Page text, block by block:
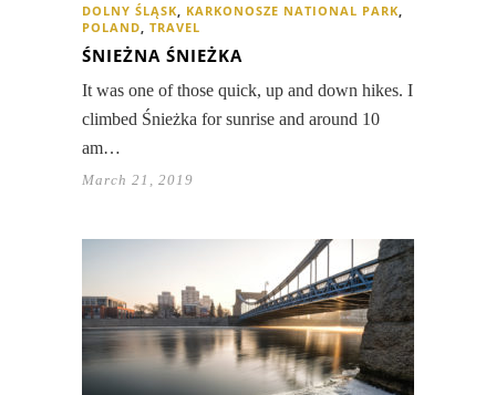
DOLNY ŚLĄSK KARKONOSZE NATIONAL PARK
POLAND TRAVEL
ŚNIEŻNA ŚNIEŻKA
It was one of those quick, up and down hikes. I
climbed Śnieżka for sunrise and around 10
am…
March 21, 2019